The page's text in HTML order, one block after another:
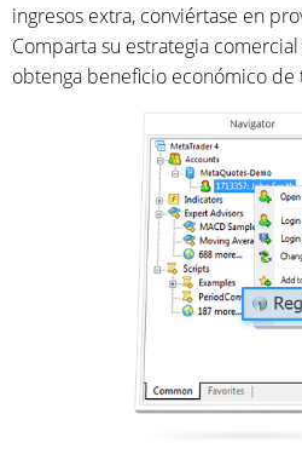
ingresos extra, conviértase en
Comparta su estrategia
obtenga beneficio económico de